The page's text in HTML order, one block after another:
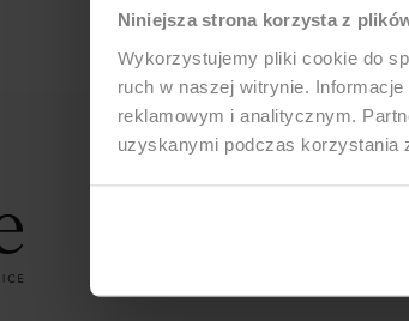
Niniejsza strona korzysta z
Wykorzystujemy pliki cookie do
ruch w naszej witrynie.
reklamowym i analitycznym.
uzyskanymi podczas korzystania